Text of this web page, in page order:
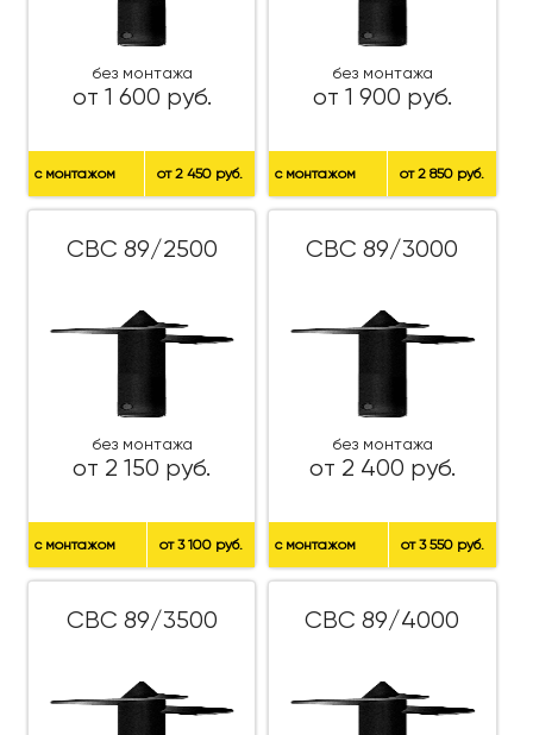
без монтажа
от 1 600 руб.
с монтажом от 2 450 руб.
без монтажа
от 1 900 руб.
с монтажом от 2 850 руб.
СВС 89/2500
без монтажа
от 2 150 руб.
с монтажом от 3 100 руб.
СВС 89/3000
без монтажа
от 2 400 руб.
с монтажом от 3 550 руб.
СВС 89/3500 СВС 89/4000